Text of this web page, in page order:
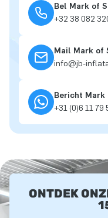
Bel Mark of
+32 38 082
Mail Mark of
info@jb-
Bericht Mark
+31 (0)6 11 79
ONTDEK